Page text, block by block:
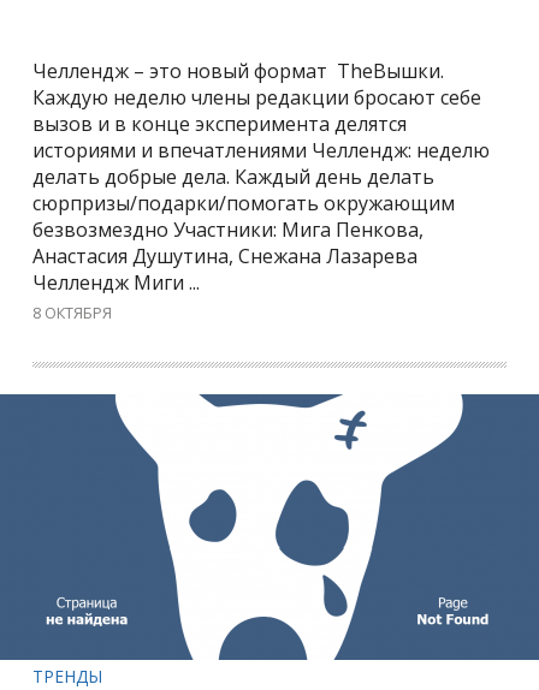
Челлендж – это новый формат TheВышки.
Каждую неделю члены редакции бросают себе
вызов и в конце эксперимента делятся
историями и впечатлениями Челлендж: неделю
делать добрые дела. Каждый день делать
сюрпризы/подарки/помогать окружающим
безвозмездно Участники: Мига Пенкова,
Анастасия Душутина, Снежана Лазарева
Челлендж Миги ...
8 ОКТЯБРЯ
ТРЕНДЫ